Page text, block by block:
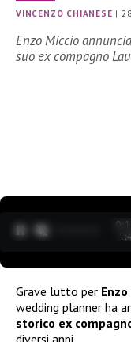
VINCENZO CHIANESE |
Enzo Miccio
suo ex compagno
Grave lutto per
wedding planner ha
storico ex
diversi anni.